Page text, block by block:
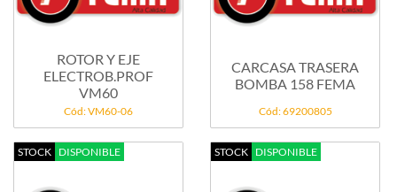
ROTOR Y EJE
ELECTROB.PROF
VM60
Cód: VM60-06
CARCASA TRASERA
BOMBA 158 FEMA
Cód: 69200805
STOCK DISPONIBLE STOCK DISPONIBLE